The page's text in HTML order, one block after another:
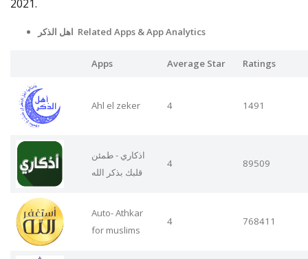
2021.
اهل الذكر Related Apps & App Analytics
Apps Average Star Ratings
Ahl el zeker 4 1491
اذكاري - طمئن
قلبك بذكر الله
4 89509
Auto- Athkar
for muslims
4 768411